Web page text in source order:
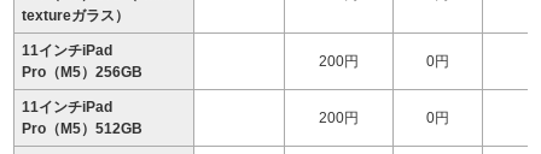
textureガラス）
11インチiPad
Pro（M5）256GB
200円 0円
11インチiPad
Pro（M5）512GB
200円 0円